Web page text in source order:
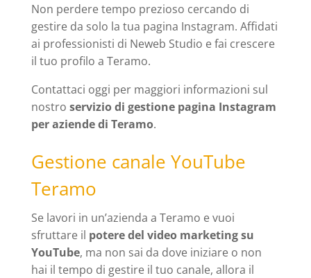
Non perdere tempo prezioso cercando di
gestire da solo la tua pagina Instagram. Affidati
ai professionisti di Neweb Studio e fai crescere
il tuo profilo a Teramo.
Contattaci oggi per maggiori informazioni sul
nostro servizio di gestione pagina Instagram
per aziende di Teramo.
Gestione canale YouTube
Teramo
Se lavori in un’azienda a Teramo e vuoi
sfruttare il potere del video marketing su
YouTube, ma non sai da dove iniziare o non
hai il tempo di gestire il tuo canale, allora il